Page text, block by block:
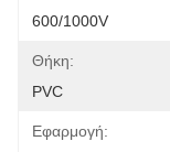
600/1000V
Θήκη:
PVC
Εφαρμογή: